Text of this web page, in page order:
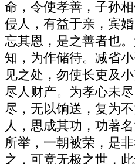
命，令使孝善，子孙
侵人，有益于亲，宾
忘其恩，是之善者也
知，为作储待。减省
见之处，勿使长吏及
尽人财产。为孝心未
尽，无以饷送，复为
人，思成其功，功著
所举，一朝被荣，是
之，可竟无极之世，